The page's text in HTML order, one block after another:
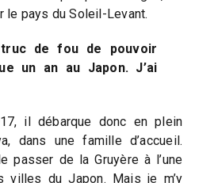
le pays du Soleil-Levant.
truc de fou de pouvoir
un an au Japon. J’ai
il débarque donc en plein
dans une famille d’accueil.
passer de la Gruyère à l’une
villes du Japon. Mais je m’y